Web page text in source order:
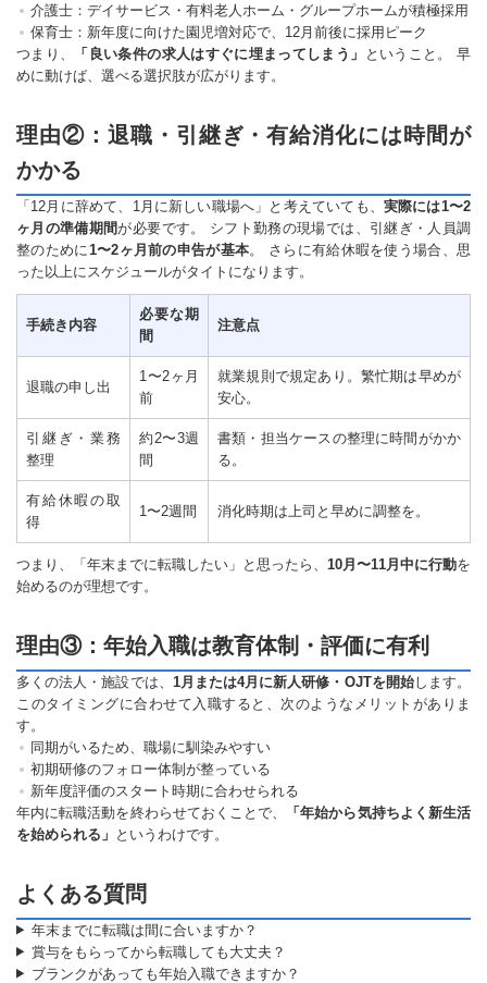
介護士：デイサービス・有料老人ホーム・グループホームが積極採用
保育士：新年度に向けた園児増対応で、12月前後に採用ピーク
つまり、
「良い条件の求人はすぐに埋まってしまう」
ということ。 早
めに動けば、選べる選択肢が広がります。
理由②：退職・引継ぎ・有給消化には時間が
かかる
「12月に辞めて、1月に新しい職場へ」と考えていても、 実際には1〜2
ヶ月の準備期間が必要です。 シフト勤務の現場では、引継ぎ・人員調
整のために 1〜2ヶ月前の申告が基本。 さらに有給休暇を使う場合、思
った以上にスケジュールがタイトになります。
手続き内容
必要な期
間
注意点
退職の申し出
1〜2ヶ月
前
就業規則で規定あり。繁忙期は早めが
安心。
引継ぎ・業務
整理
約2〜3週
間
書類・担当ケースの整理に時間がかか
る。
有給休暇の取
得
1〜2週間 消化時期は上司と早めに調整を。
つまり、「年末までに転職したい」と思ったら、 10月〜11月中に行動を
始めるのが理想です。
理由③：年始入職は教育体制・評価に有利
多くの法人・施設では、 1月または4月に新人研修・OJTを開始します。
このタイミングに合わせて入職すると、次のようなメリットがありま
す。
同期がいるため、職場に馴染みやすい
初期研修のフォロー体制が整っている
新年度評価のスタート時期に合わせられる
年内に転職活動を終わらせておくことで、
「年始から気持ちよく新生活
を始められる」 というわけです。
よくある質問
年末までに転職は間に合いますか？
賞与をもらってから転職しても大丈夫？
ブランクがあっても年始入職できますか？